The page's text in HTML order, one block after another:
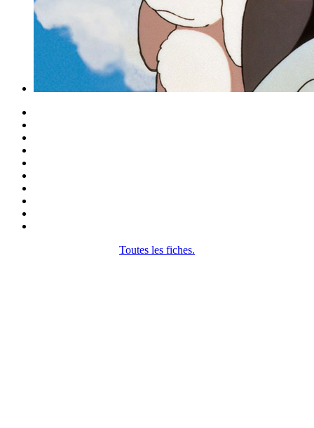
Toutes les fiches.